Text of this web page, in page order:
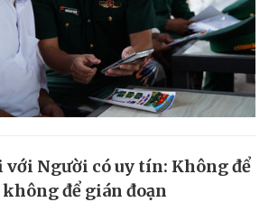
với Người có uy tín: Không để
để gián đoạn